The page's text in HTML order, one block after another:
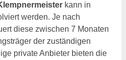
kann in
werden. Je nach
diese zwischen 7 Monaten
der zuständigen
private Anbieter bieten die